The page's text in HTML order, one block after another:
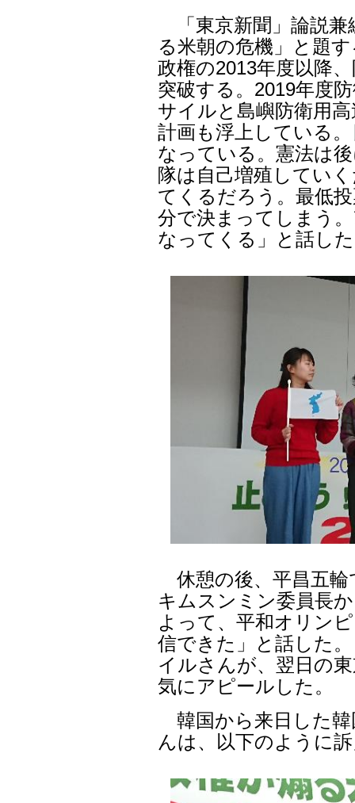
「東京新聞」論説兼
る米朝の危機」と題
政権の2013年度以降
突破する。2019年度
サイルと島嶼防衛用
計画も浮上している
なっている。憲法は
隊は自己増殖してい
てくるだろう。最低
分で決まってしまう
なってくる」と話し
休憩の後、平昌五輪
キムスンミン委員長
よって、平和オリン
信できた」と話した
イルさんが、翌日の
気にアピールした。
韓国から来日した韓
んは、以下のように